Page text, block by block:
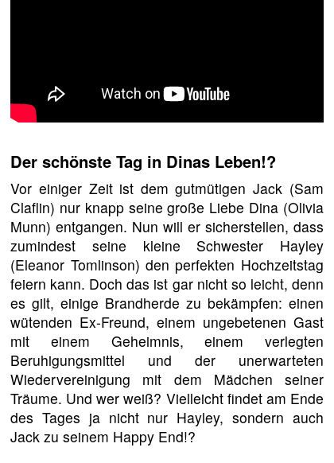
Der schönste Tag in Dinas Leben!?
Vor einiger Zeit ist dem gutmütigen Jack (Sam
Claflin) nur knapp seine große Liebe Dina (Olivia
Munn) entgangen. Nun will er sicherstellen, dass
zumindest seine kleine Schwester Hayley
(Eleanor Tomlinson) den perfekten Hochzeitstag
feiern kann. Doch das ist gar nicht so leicht, denn
es gilt, einige Brandherde zu bekämpfen: einen
wütenden Ex-Freund, einem ungebetenen Gast
mit einem Geheimnis, einem verlegten
Beruhigungsmittel und der unerwarteten
Wiedervereinigung mit dem Mädchen seiner
Träume. Und wer weiß? Vielleicht findet am Ende
des Tages ja nicht nur Hayley, sondern auch
Jack zu seinem Happy End!?